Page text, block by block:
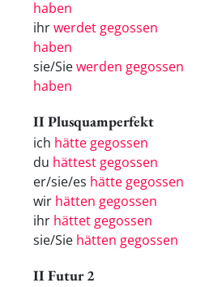
haben
ihrwerdet gegossen
haben
sie/Siewerden gegossen
haben
II Plusquamperfekt
ich hätte gegossen
du hättest gegossen
er/sie/es hätte gegossen
wir hätten gegossen
ihr hättet gegossen
sie/Sie hätten gegossen
II Futur 2